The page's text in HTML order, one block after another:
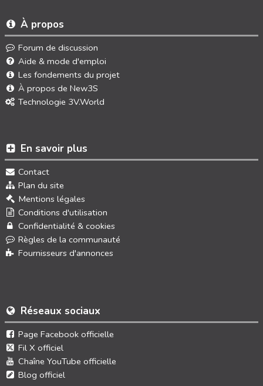
Réseaux sociaux
Page Facebook officielle
Fil X officiel
Chaîne YouTube officielle
Blog officiel
En savoir plus
Contact
Plan du site
Mentions légales
Conditions d'utilisation
Confidentialité & cookies
Règles de la communauté
Fournisseurs d'annonces
À propos
Forum de discussion
Aide & mode d'emploi
Les fondements du projet
À propos de New3S
Technologie 3V.World